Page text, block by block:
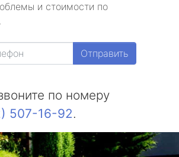
и стоимости по
Отправить
по номеру
507-16-92.